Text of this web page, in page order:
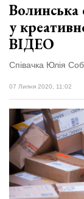
Волинська
у
ВІДЕО
Співачка Юлія
07 Липня 2020, 11:02